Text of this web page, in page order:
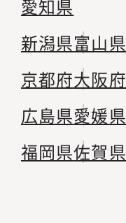
愛知県
新潟県富山県
京都府大阪府
広島県愛媛県
福岡県佐賀県